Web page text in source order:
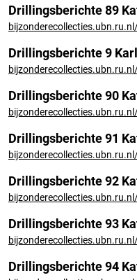
Drillingsberichte 89
Drillingsberichte 9
Drillingsberichte 90
Drillingsberichte 91
Drillingsberichte 92
Drillingsberichte 93
Drillingsberichte 94